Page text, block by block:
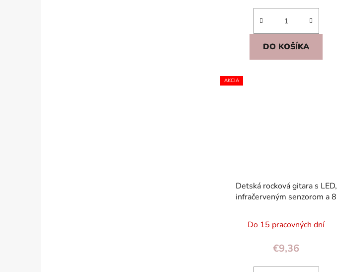
DO KOŠÍKA
AKCIA
Detská rocková gitara s LED,
infračerveným senzorom a 8
Do 15 pracovných dní
€9,36